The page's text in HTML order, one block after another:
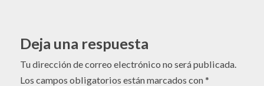
Deja una respuesta
Tu dirección de correo electrónico no será publicada.
Los campos obligatorios están marcados con*